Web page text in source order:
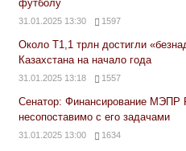
футболу
31.01.2025 13:30 1597
Около Т1,1 трлн достигли
Казахстана на начало года
31.01.2025 13:18 1557
Сенатор: Финансирование МЭПР
несопоставимо с его задачами
31.01.2025 13:00 1634